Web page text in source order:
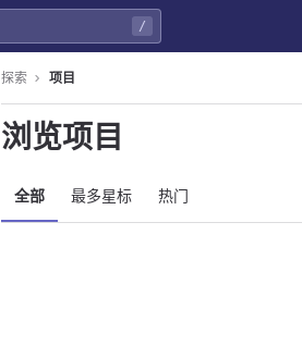
/
探索 项目
浏览项目
全部 最多星标 热门